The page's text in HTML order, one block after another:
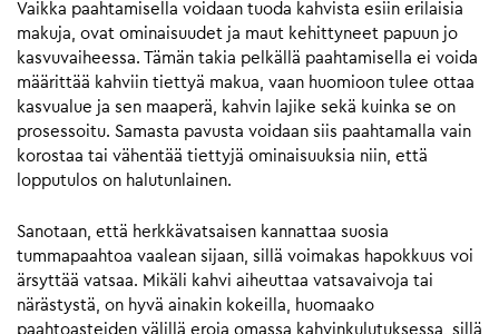
Vaikka paahtamisella voidaan tuoda kahvista esiin erilaisia
makuja, ovat ominaisuudet ja maut kehittyneet papuun jo
kasvuvaiheessa. Tämän takia pelkällä paahtamisella ei voida
määrittää kahviin tiettyä makua, vaan huomioon tulee ottaa
kasvualue ja sen maaperä, kahvin lajike sekä kuinka se on
prosessoitu. Samasta pavusta voidaan siis paahtamalla vain
korostaa tai vähentää tiettyjä ominaisuuksia niin, että
lopputulos on halutunlainen.
Sanotaan, että herkkävatsaisen kannattaa suosia
tummapaahtoa vaalean sijaan, sillä voimakas hapokkuus voi
ärsyttää vatsaa. Mikäli kahvi aiheuttaa vatsavaivoja tai
närästystä, on hyvä ainakin kokeilla, huomaako
paahtoasteiden välillä eroja omassa kahvinkulutuksessa, sillä